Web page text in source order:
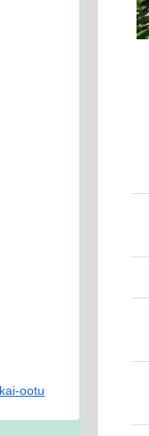
ootu